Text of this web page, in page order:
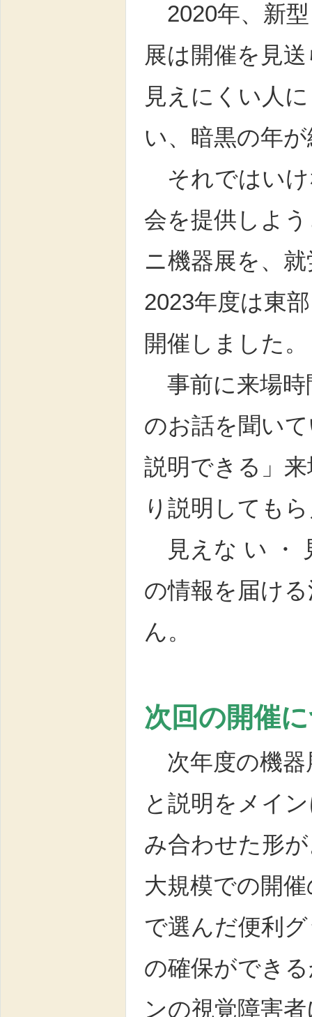
2020年、新
展は開催を見
見えにくい人
い、暗黒の年
それではいけ
会を提供しよ
ニ機器展を、
2023年度は東
開催しました。
事前に来場時
のお話を聞い
説明できる」
り説明しても
見えな い ・
の情報を届け
ん。
次回の開催
次年度の機器
と説明をメイ
み合わせた形
大規模での開
で選んだ便利
の確保ができ
ンの視覚障害